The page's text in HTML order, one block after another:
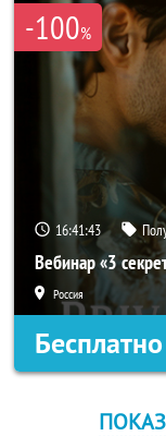
-100%
16:41:43
Вебинар «3
Россия
Бесплатно